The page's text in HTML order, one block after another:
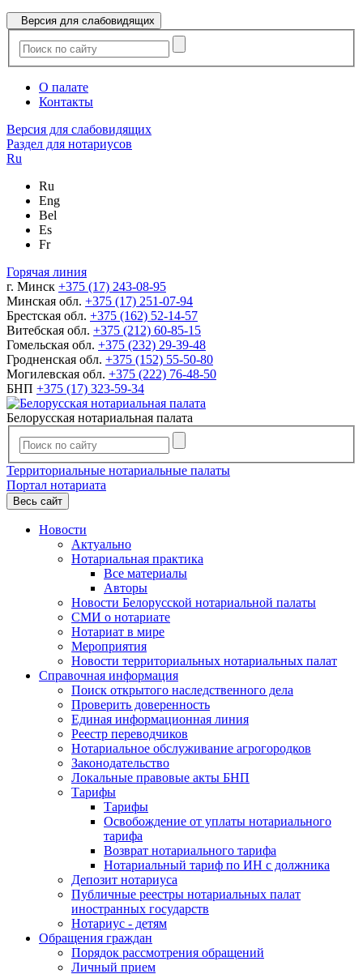
Версия для слабовидящих
О палате
Контакты
Версия для слабовидящих
Раздел для нотариусов
Ru
Ru
Eng
Bel
Es
Fr
Горячая линия
г. Минск +375 (17) 243-08-95
Минская обл. +375 (17) 251-07-94
Брестская обл. +375 (162) 52-14-57
Витебская обл. +375 (212) 60-85-15
Гомельская обл. +375 (232) 29-39-48
Гродненская обл. +375 (152) 55-50-80
Могилевская обл. +375 (222) 76-48-50
БНП +375 (17) 323-59-34
Белорусская нотариальная палата
Территориальные нотариальные палаты
Портал нотариата
Весь сайт
Новости
Актуально
Нотариальная практика
Все материалы
Авторы
Новости Белорусской нотариальной палаты
СМИ о нотариате
Нотариат в мире
Мероприятия
Новости территориальных нотариальных палат
Справочная информация
Поиск открытого наследственного дела
Проверить доверенность
Единая информационная линия
Реестр переводчиков
Нотариальное обслуживание агрогородков
Законодательство
Локальные правовые акты БНП
Тарифы
Тарифы
Освобождение от уплаты нотариального
тарифа
Возврат нотариального тарифа
Нотариальный тариф по ИН с должника
Депозит нотариуса
Публичные реестры нотариальных палат
иностранных государств
Нотариус - детям
Обращения граждан
Порядок рассмотрения обращений
Личный прием